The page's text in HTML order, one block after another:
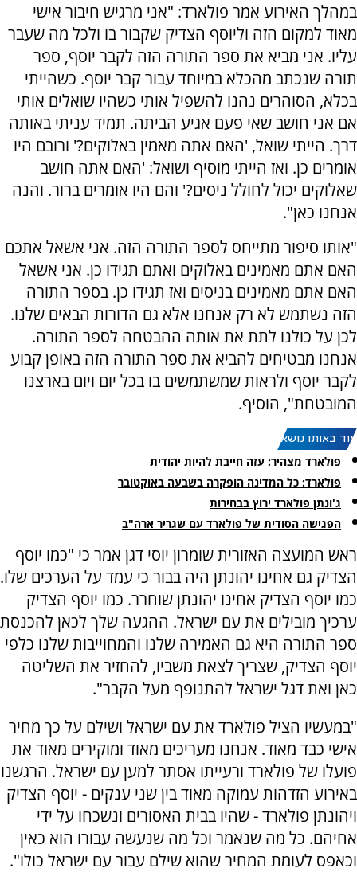
במהלך האירוע אמר פולארד: "אני מרגיש חיבור אישי
מאוד למקום הזה וליוסף הצדיק שקבור בו ולכל מה שעבר
עליו. אני מביא את ספר התורה הזה לקבר יוסף, ספר
תורה שנכתב מהכלא במיוחד עבור קבר יוסף. כשהייתי
בכלא, הסוהרים נהנו להשפיל אותי כשהיו שואלים אותי
אם אני חושב שאי פעם אגיע הביתה. תמיד עניתי באותה
דרך. הייתי שואל, 'האם אתה מאמין באלוקים?' ורובם היו
אומרים כן. ואז הייתי מוסיף ושואל: 'האם אתה חושב
שאלוקים יכול לחולל ניסים?' והם היו אומרים ברור. והנה
אנחנו כאן".
"אותו סיפור מתייחס לספר התורה הזה. אני אשאל אתכם
האם אתם מאמינים באלוקים ואתם תגידו כן. אני אשאל
האם אתם מאמינים בניסים ואז תגידו כן. בספר התורה
הזה נשתמש לא רק אנחנו אלא גם הדורות הבאים שלנו.
לכן על כולנו לתת את אותה ההבטחה לספר התורה.
אנחנו מבטיחים להביא את ספר התורה הזה באופן קבוע
לקבר יוסף ולראות שמשתמשים בו בכל יום ויום בארצנו
המובטחת", הוסיף.
עוד באותו נושא:
פולארד מצהיר: עזה חייבת להיות יהודית
פולארד: כל המדינה הופקרה בשבעה באוקטובר
ג'ונתן פולארד ירוץ בבחירות
הפגישה הסודית של פולארד עם שגריר ארה"ב
ראש המועצה האזורית שומרון יוסי דגן אמר כי "כמו יוסף
הצדיק גם אחינו יהונתן היה בבור כי עמד על הערכים שלו.
כמו יוסף הצדיק אחינו יהונתן שוחרר. כמו יוסף הצדיק
ערכיך מובילים את עם ישראל. ההגעה שלך לכאן להכנסת
ספר התורה היא גם האמירה שלנו והמחוייבות שלנו כלפי
יוסף הצדיק, שצריך לצאת משביו, להחזיר את השליטה
כאן ואת דגל ישראל להתנופף מעל הקבר".
"במעשיו הציל פולארד את עם ישראל ושילם על כך מחיר
אישי כבד מאוד. אנחנו מעריכים מאוד ומוקירים מאוד את
פועלו של פולארד ורעייתו אסתר למען עם ישראל. הרגשנו
באירוע הזדהות עמוקה מאוד בין שני ענקים - יוסף הצדיק
ויהונתן פולארד - שהיו בבית האסורים ונשכחו על ידי
אחיהם. כל מה שנאמר וכל מה שנעשה עבורו הוא כאין
וכאפס לעומת המחיר שהוא שילם עבור עם ישראל כולו".